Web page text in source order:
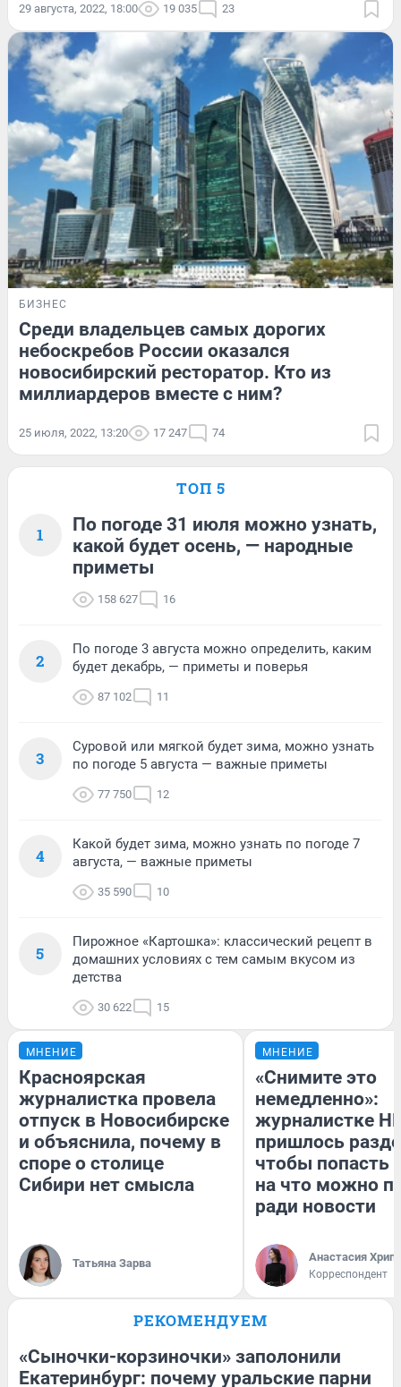
29 августа, 2022, 18:00 19 035 23
БИЗНЕС
Среди владельцев самых дорогих
небоскребов России оказался
новосибирский ресторатор. Кто из
миллиардеров вместе с ним?
25 июля, 2022, 13:20 17 247 74
ТОП 5
1
По погоде 31 июля можно узнать,
какой будет осень, — народные
приметы
158 627 16
2
По погоде 3 августа можно определить, каким
будет декабрь, — приметы и поверья
87 102 11
3
Суровой или мягкой будет зима, можно узнать
по погоде 5 августа — важные приметы
77 750 12
4
Какой будет зима, можно узнать по погоде 7
августа, — важные приметы
35 590 10
5
Пирожное «Картошка»: классический рецепт в
домашних условиях с тем самым вкусом из
детства
30 622 15
МНЕНИЕ
Красноярская
журналистка провела
отпуск в Новосибирске
и объяснила, почему в
споре о столице
Сибири нет смысла
Татьяна Зарва
МНЕНИЕ
«Снимите это
немедленно»:
журналистке
пришлось
чтобы попасть
на что можно
ради новости
Анастасия
Корреспондент
РЕКОМЕНДУЕМ
«Сыночки-корзиночки» заполонили
Екатеринбург: почему уральские парни